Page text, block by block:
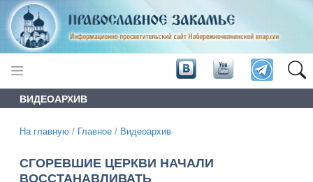
ВИДЕОАРХИВ
На главную / Главное / Видеоархив
СГОРЕВШИЕ ЦЕРКВИ НАЧАЛИ
ВОССТАНАВЛИВАТЬ